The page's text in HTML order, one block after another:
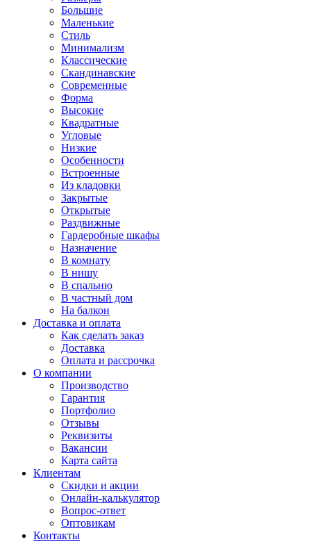
Большие
Маленькие
Стиль
Минимализм
Классические
Скандинавские
Современные
Форма
Высокие
Квадратные
Угловые
Низкие
Особенности
Встроенные
Из кладовки
Закрытые
Открытые
Раздвижные
Гардеробные шкафы
Назначение
В комнату
В нишу
В спальню
В частный дом
На балкон
Доставка и оплата
Как сделать заказ
Доставка
Оплата и рассрочка
О компании
Производство
Гарантия
Портфолио
Отзывы
Реквизиты
Вакансии
Карта сайта
Клиентам
Скидки и акции
Онлайн-калькулятор
Вопрос-ответ
Оптовикам
Контакты